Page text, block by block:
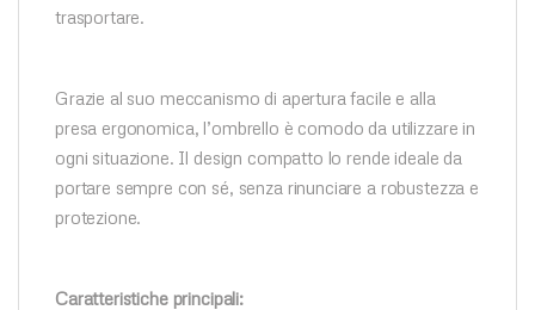
trasportare.
Grazie al suo meccanismo di apertura facile e alla
presa ergonomica, l’ombrello è comodo da utilizzare in
ogni situazione. Il design compatto lo rende ideale da
portare sempre con sé, senza rinunciare a robustezza e
protezione.
Caratteristiche principali: